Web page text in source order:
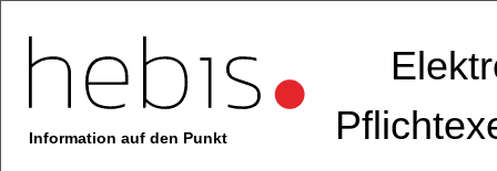
Information auf den Punkt